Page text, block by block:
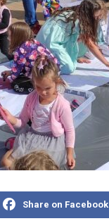
Share on Facebook